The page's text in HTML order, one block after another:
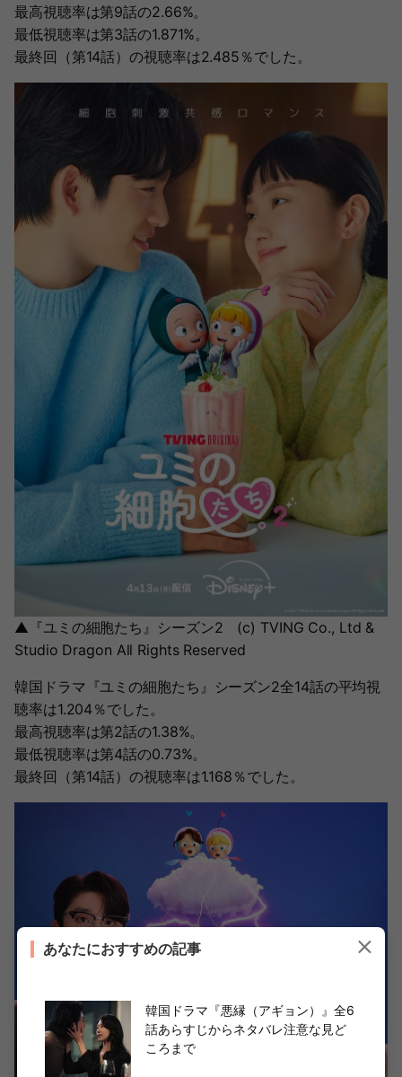
最高視聴率は第9話の2.66%。
最低視聴率は第3話の1.871%。
最終回（第14話）の視聴率は2.485％でした。
▲『ユミの細胞たち』シーズン2 (c) TVING Co., Ltd &
Studio Dragon All Rights Reserved
韓国ドラマ『ユミの細胞たち』シーズン2全14話の平均視
聴率は1.204％でした。
最高視聴率は第2話の1.38%。
最低視聴率は第4話の0.73%。
最終回（第14話）の視聴率は1.168％でした。
あなたにおすすめの記事
韓国ドラマ『悪縁（アギョン）』全6
話あらすじからネタバレ注意な見ど
ころまで